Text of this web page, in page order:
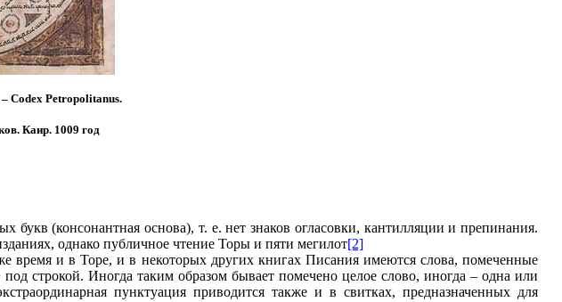
Codex Petropolitanus.
Каир. 1009 год
(консонантная основа), т. е. нет знаков огласовки, кантилляции и препинания.
однако публичное чтение Торы и пяти мегилот[2]
время и в Торе, и в некоторых других книгах Писания имеются слова, помеченные
строкой. Иногда таким образом бывает помечено целое слово, иногда – одна или
пунктуация приводится также и в свитках, предназначенных для